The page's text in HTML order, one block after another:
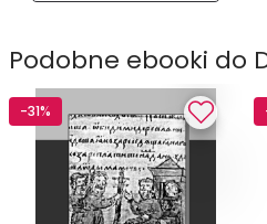
Podobne ebooki do
-31%